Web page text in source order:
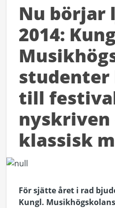
Nu börjar
2014:
studenter
till
nyskriven
klassisk
För sjätte året i rad
Kungl.